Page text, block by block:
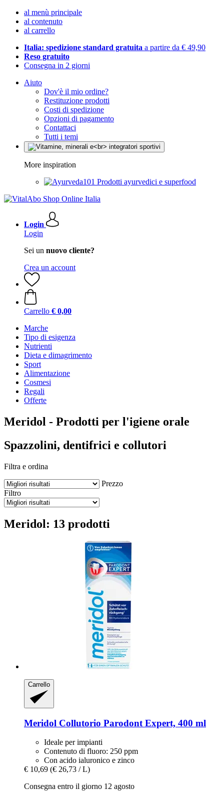
al menù principale
al contenuto
al carrello
Italia: spedizione standard gratuita a partire da € 49,90
Reso gratuito
Consegna in 2 giorni
Aiuto
Dov'è il mio ordine?
Restituzione prodotti
Costi di spedizione
Opzioni di pagamento
Contattaci
Tutti i temi
More inspiration
Prodotti ayurvedici e superfood
Login
Login
Sei un nuovo cliente?
Crea un account
Carrello € 0,00
Marche
Tipo di esigenza
Nutrienti
Dieta e dimagrimento
Sport
Alimentazione
Cosmesi
Regali
Offerte
Meridol - Prodotti per l'igiene orale
Spazzolini, dentifrici e collutori
Filtra e ordina
Prezzo
Filtro
Meridol: 13 prodotti
Carrello
Meridol Collutorio Parodont Expert, 400 ml
Ideale per impianti
Contenuto di fluoro: 250 ppm
Con acido ialuronico e zinco
€ 10,69 (€ 26,73 / L)
Consegna entro il giorno 12 agosto